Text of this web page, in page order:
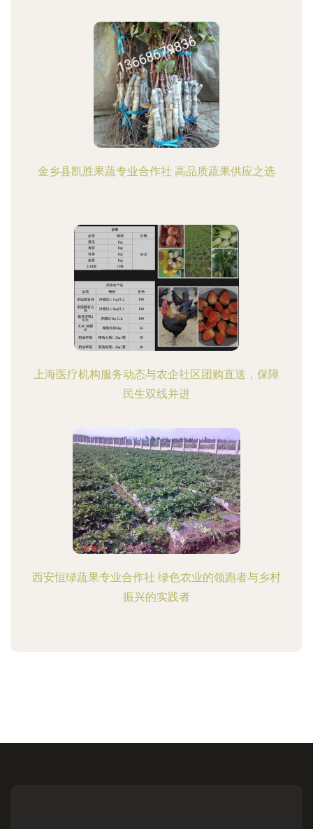
金乡县凯胜果蔬专业合作社 高品质蔬果供应之选
上海医疗机构服务动态与农企社区团购直送，保障
民生双线并进
西安恒绿蔬果专业合作社 绿色农业的领跑者与乡村
振兴的实践者